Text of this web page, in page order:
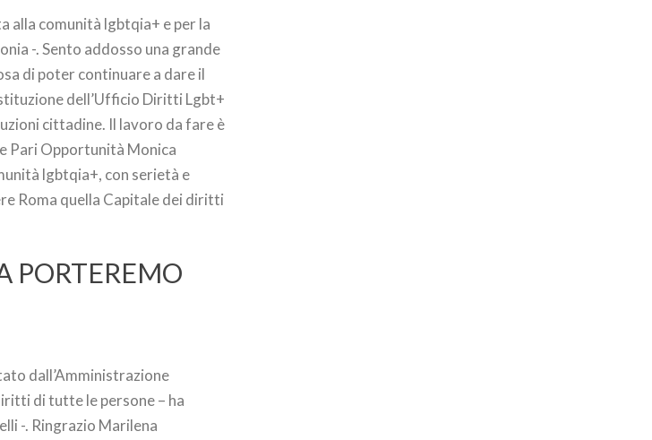
alla comunità lgbtqia+ e per la
-. Sento addosso una grande
di poter continuare a dare il
dell’Ufficio Diritti Lgbt+
cittadine. Il lavoro da fare è
Pari Opportunità Monica
lgbtqia+, con serietà e
Roma quella Capitale dei diritti
PORTEREMO
dall’Amministrazione
di tutte le persone – ha
-. Ringrazio Marilena